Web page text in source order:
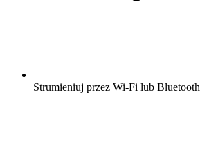
Strumieniuj przez Wi-Fi lub Bluetooth